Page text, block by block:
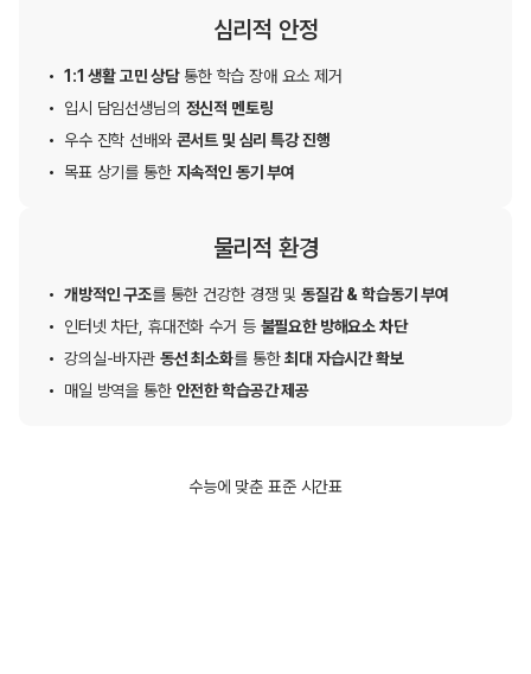
심리적 안정
1:1 생활 고민 상담통한 학습 장애 요소 제거
입시 담임선생님의 정신적 멘토링
우수 진학 선배와 콘서트 및 심리 특강 진행
목표 상기를 통한 지속적인동기 부여
물리적 환경
개방적인 구조를 통한 건강한 경쟁 및 동질감 &학습동기 부여
인터넷 차단, 휴대전화 수거 등 불필요한 방해요소 차단
강의실-바자관 동선 최소화를 통한최대 자습시간 확보
매일 방역을 통한 안전한학습공간 제공
수능에 맞춘 표준 시간표